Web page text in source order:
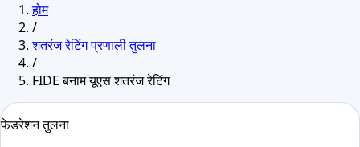
होम
/
शतरंज रेटिंग प्रणाली तुलना
/
FIDE बनाम यूएस शतरंज रेटिंग
फेडरेशन तुलना